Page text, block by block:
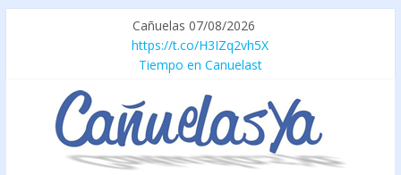
Cañuelas 07/08/2026
https://t.co/H3IZq2vh5X
Tiempo en Canuelast